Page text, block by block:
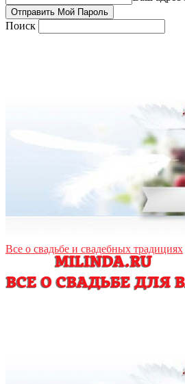
Поиск
Все о свадьбе и свадебных традициях